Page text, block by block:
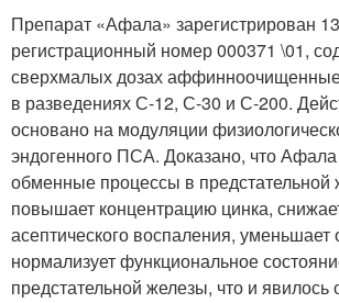
Препарат «Афала» зарегистрирован
регистрационный номер 000371 \01,
сверхмалых дозах
в разведениях С-12, С-30 и С-200.
основано на модуляции
эндогенного ПСА. Доказано, что
обменные процессы в предстательной
повышает концентрацию цинка,
асептического воспаления, уменьшает
нормализует функциональное
предстательной железы, что и